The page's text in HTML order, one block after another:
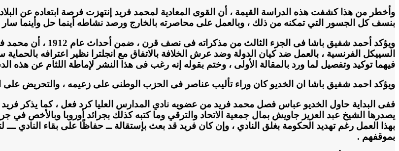
وأخطر من هذا كشفت هذه الدراسة القيمة ، أن القوى المعادية لمحمد فريد إنتهزت فرصة ابتعاده عن
بنسف كل الجسور التي تمكنه من ذلك ، وبالعمل على محاصرته بالخارج ورصد نشاطه أينما حل وأينما سار في
فيهما توكيد وتفصيل لما ورد بالمقالة الأولى ، وختم بقوله إنه رغب فى هذا النشر لإماطة اللثام عن هذه
ويؤكد احمد شفيق باشا ان الخديو كان وراء تأليب عناصر فى الحزب الوطنى على زعيمه ، والتحريض على
ففى البداية حاول الخديو عباس فصل محمد فريد من عضويه نادي المدارس العليا كرد فعل ، كما يذكر فريد
يصدرها الشيخ عبد العزيز جاويش بمال جمعية الاتحاد والترقي وما كتبه كذلك بجرائد أوروبا وبالأخص
بهذا العمل رغم تهديد الحكومة بغلق النادي ، وإن كان فريد قد بعث بإستقالة ــ حفاظًا على بقاء النادي
بموقفهم .